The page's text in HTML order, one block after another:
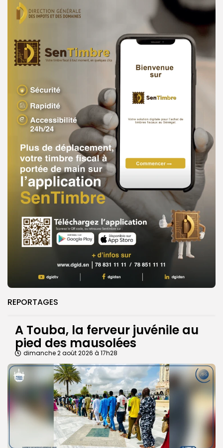
REPORTAGES
A Touba, la ferveur juvénile au
pied des mausolées
dimanche 2 août 2026 à 17h28